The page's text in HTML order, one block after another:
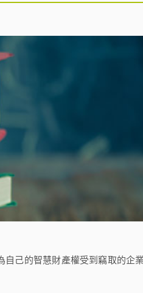
己的智慧財產權受到竊取的企